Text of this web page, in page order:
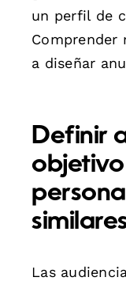
un perfil de
Comprender
a diseñar
Definir
Las